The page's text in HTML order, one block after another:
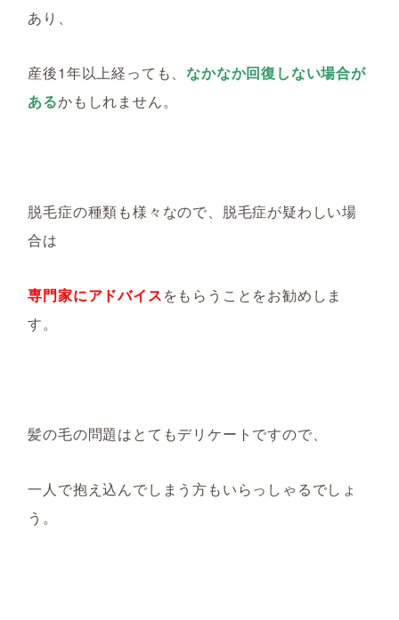
あり、
産後1年以上経っても、なかなか回復しない場合が
あるかもしれません。
脱毛症の種類も様々なので、脱毛症が疑わしい場
合は
専門家にアドバイスをもらうことをお勧めしま
す。
髪の毛の問題はとてもデリケートですので、
一人で抱え込んでしまう方もいらっしゃるでしょ
う。